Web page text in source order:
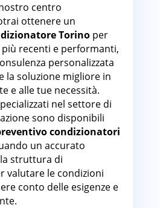
centro
ottenere un
Torinoper
recenti e performanti,
personalizzata
la soluzione migliore in
e alle tue necessità.
nel settore di
sono disponibili
condizionatori
un accurato
struttura di
valutare le condizioni
conto delle esigenze e